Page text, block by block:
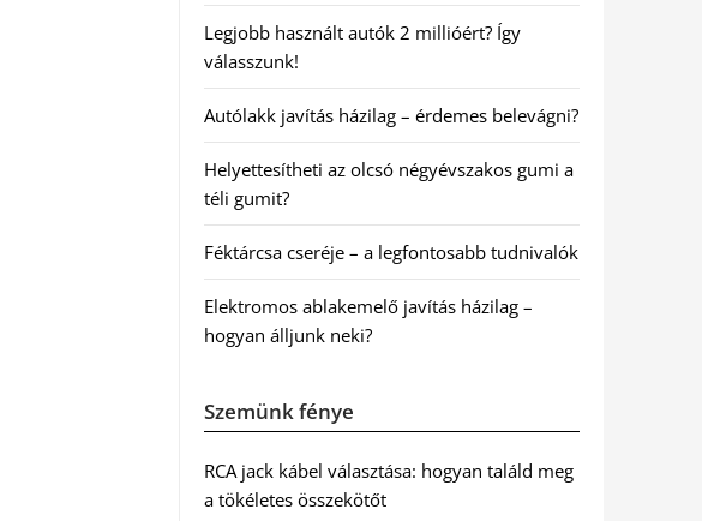
Legjobb használt autók 2 millióért? Így
válasszunk!
Autólakk javítás házilag – érdemes belevágni?
Helyettesítheti az olcsó négyévszakos gumi a
téli gumit?
Féktárcsa cseréje – a legfontosabb tudnivalók
Elektromos ablakemelő javítás házilag –
hogyan álljunk neki?
Szemünk fénye
RCA jack kábel választása: hogyan találd meg
a tökéletes összekötőt